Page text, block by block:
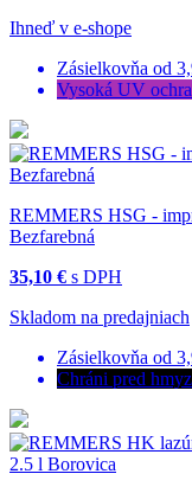
Ihneď v e-shope
Zásielkovňa od
Vysoká UV
REMMERS HSG -
Bezfarebná
35,10 € s DPH
Skladom na predajniach
Zásielkovňa od
Chráni pred